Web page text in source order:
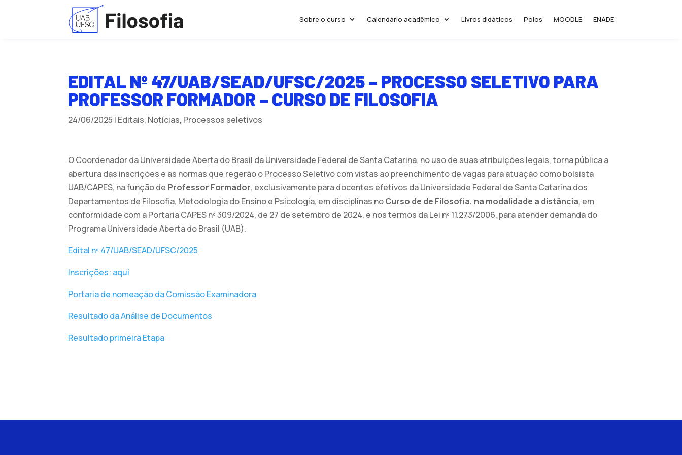
Sobre o curso Calendário acadêmico Livros didáticos Polos MOODLE ENADE
EDITAL Nº 47/UAB/SEAD/UFSC/2025 – PROCESSO SELETIVO PARA
PROFESSOR FORMADOR – CURSO DE FILOSOFIA
24/06/2025 | Editais, Notícias, Processos seletivos
O Coordenador da Universidade Aberta do Brasil da Universidade Federal de Santa Catarina, no uso de suas atribuições legais, torna pública a
abertura das inscrições e as normas que regerão o Processo Seletivo com vistas ao preenchimento de vagas para atuação como bolsista
UAB/CAPES, na função de Professor Formador, exclusivamente para docentes efetivos da Universidade Federal de Santa Catarina dos
Departamentos de Filosofia, Metodologia do Ensino e Psicologia, em disciplinas noCurso de de Filosofia, na modalidade a distância, em
conformidade com a Portaria CAPES nº 309/2024, de 27 de setembro de 2024, e nos termos da Lei nº 11.273/2006, para atender demanda do
Programa Universidade Aberta do Brasil (UAB).
Edital nº 47/UAB/SEAD/UFSC/2025
Inscrições: aqui
Portaria de nomeação da Comissão Examinadora
Resultado da Análise de Documentos
Resultado primeira Etapa